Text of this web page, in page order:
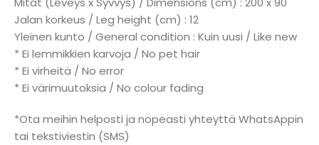
Jalan korkeus / Leg height (cm) : 12
Yleinen kunto / General condition : Kuin uusi / Like new
* Ei lemmikkien karvoja / No pet hair
* Ei virheitä / No error
* Ei värimuutoksia / No colour fading
*Ota meihin helposti ja nopeasti yhteyttä WhatsAppin
tai tekstiviestin (SMS)